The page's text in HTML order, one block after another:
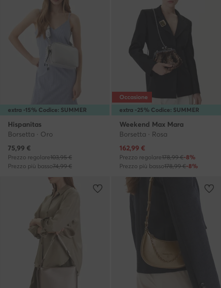
extra -15% Codice: SUMMER
Hispanitas
Borsetta · Oro
Prezzo attuale
75,99 €
Prezzo regolare103,95 €
Prezzo più basso74,99 €
extra -25% Codice: SUMMER
Occasione
Weekend Max Mara
Borsetta · Rosa
Prezzo attuale
162,99 €
Prezzo regolare178,99 €-8%
Prezzo più basso178,99 €-8%